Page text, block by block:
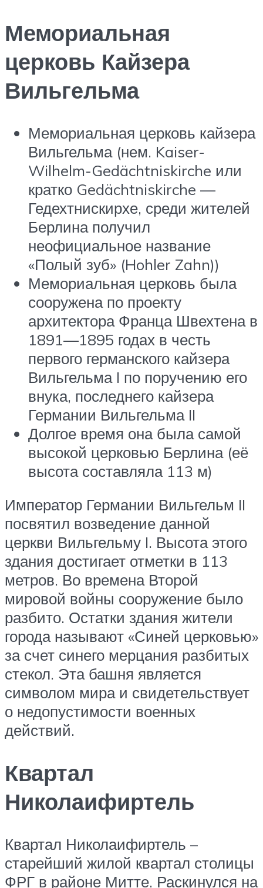
Мемориальная
церковь Кайзера
Вильгельма
Мемориальная церковь кайзера
Вильгельма (нем. Kaiser-
Wilhelm-Gedächtniskirche или
кратко Gedächtniskirche —
Гедехтнискирхе, среди жителей
Берлина получил
неофициальное название
«Полый зуб» (Hohler Zahn))
Мемориальная церковь была
сооружена по проекту
архитектора Франца Швехтена в
1891—1895 годах в честь
первого германского кайзера
Вильгельма I по поручению его
внука, последнего кайзера
Германии Вильгельма II
Долгое время она была самой
высокой церковью Берлина (её
высота составляла 113 м)
Император Германии Вильгельм II
посвятил возведение данной
церкви Вильгельму I. Высота этого
здания достигает отметки в 113
метров. Во времена Второй
мировой войны сооружение было
разбито. Остатки здания жители
города называют «Синей церковью»
за счет синего мерцания разбитых
стекол. Эта башня является
символом мира и свидетельствует
о недопустимости военных
действий.
Квартал
Николаифиртель
Квартал Николаифиртель –
старейший жилой квартал столицы
ФРГ в районе Митте. Раскинулся на